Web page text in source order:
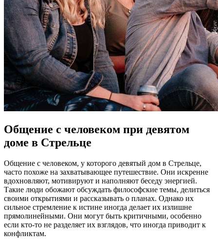
Общение с человеком при девятом
доме в Стрельце
Общение с человеком, у которого девятый дом в Стрельце,
часто похоже на захватывающее путешествие. Они искренне
вдохновляют, мотивируют и наполняют беседу энергией.
Такие люди обожают обсуждать философские темы, делиться
своими открытиями и рассказывать о планах. Однако их
сильное стремление к истине иногда делает их излишне
прямолинейными. Они могут быть критичными, особенно
если кто-то не разделяет их взглядов, что иногда приводит к
конфликтам.